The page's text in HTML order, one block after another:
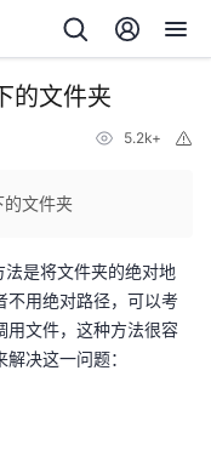
的文件夹
5.2k+
的文件夹
是将文件夹的绝对地
不用绝对路径，可以考
用文件，这种方法很容
决这一问题：